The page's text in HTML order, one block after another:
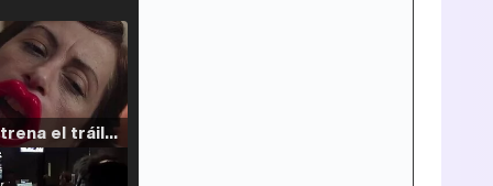
Filmin estrena el tráiler de 'Millennial Mal', su nueva comedia universitaria de la mano de Lorena Iglesias